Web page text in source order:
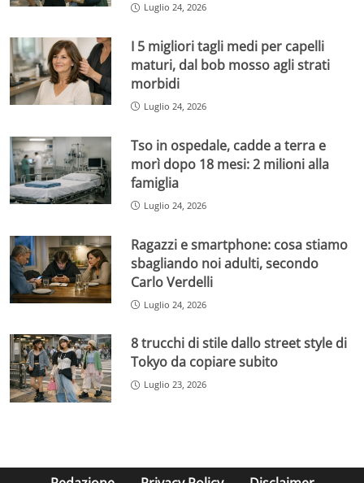
Luglio 24, 2026
I 5 migliori tagli medi per capelli
maturi, dal bob mosso agli strati
morbidi
Luglio 24, 2026
Tso in ospedale, cadde a terra e
morì dopo 18 mesi: 2 milioni alla
famiglia
Luglio 24, 2026
Ragazzi e smartphone: cosa stiamo
sbagliando noi adulti, secondo
Carlo Verdelli
Luglio 24, 2026
8 trucchi di stile dallo street style di
Tokyo da copiare subito
Luglio 23, 2026